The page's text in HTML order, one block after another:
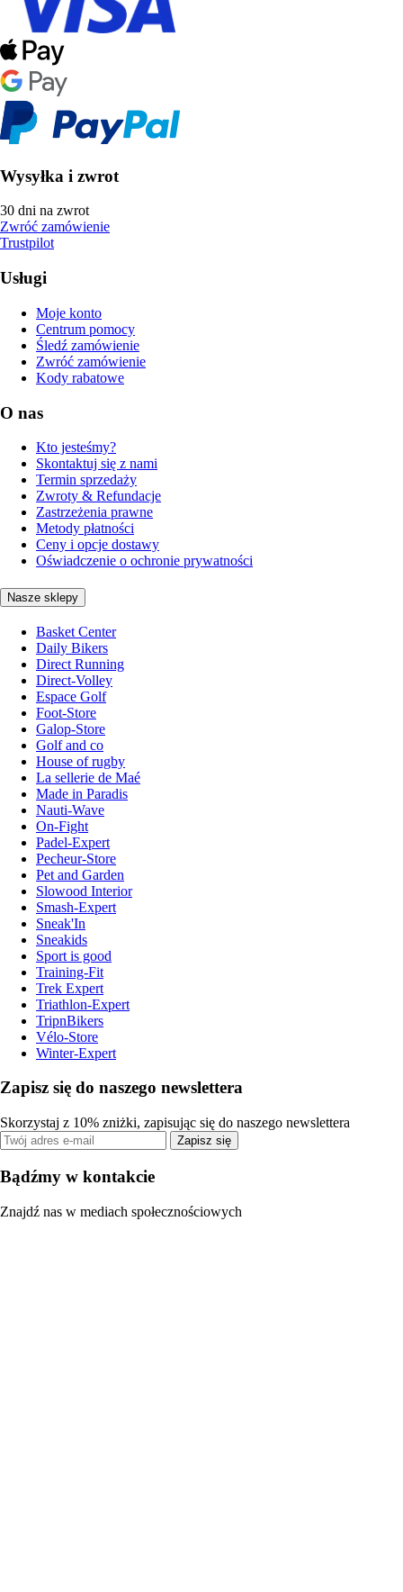
Wysyłka i zwrot
30 dni na zwrot
Zwróć zamówienie
Trustpilot
Usługi
Moje konto
Centrum pomocy
Śledź zamówienie
Zwróć zamówienie
Kody rabatowe
O nas
Kto jesteśmy?
Skontaktuj się z nami
Termin sprzedaży
Zwroty & Refundacje
Zastrzeżenia prawne
Metody płatności
Ceny i opcje dostawy
Oświadczenie o ochronie prywatności
Nasze sklepy
Basket Center
Daily Bikers
Direct Running
Direct-Volley
Espace Golf
Foot-Store
Galop-Store
Golf and co
House of rugby
La sellerie de Maé
Made in Paradis
Nauti-Wave
On-Fight
Padel-Expert
Pecheur-Store
Pet and Garden
Slowood Interior
Smash-Expert
Sneak'In
Sneakids
Sport is good
Training-Fit
Trek Expert
Triathlon-Expert
TripnBikers
Vélo-Store
Winter-Expert
Zapisz się do naszego newslettera
Skorzystaj z 10% zniżki, zapisując się do naszego newslettera
Zapisz się
Bądźmy w kontakcie
Znajdź nas w mediach społecznościowych